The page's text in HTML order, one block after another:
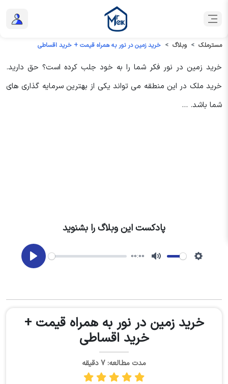
مسترملک وبلاگ خرید زمین در نور به همراه قیمت + خرید اقساطی
خرید زمین در نور فکر شما را به خود جلب کرده است؟ حق دارید.
خرید ملک در این منطقه می تواند یکی از بهترین سرمایه گذاری های
شما باشد. ...
پادکست این وبلاگ را بشنوید
Play
00:00
خرید زمین در نور به همراه قیمت +
خرید اقساطی
مدت مطالعه: 7 دقیقه